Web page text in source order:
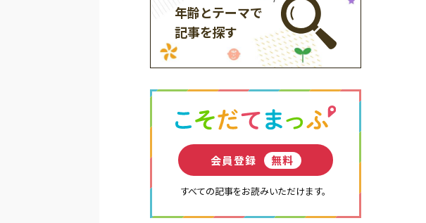
年齢とテーマで
記事を探す
会員登録 無料
すべての記事をお読みいただけます。